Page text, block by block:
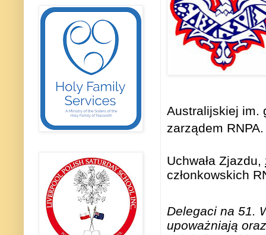
Australijskiej im.
zarządem RNPA.
Uchwała Zjazdu,
członkowskich
Delegaci na 51.
upoważniają